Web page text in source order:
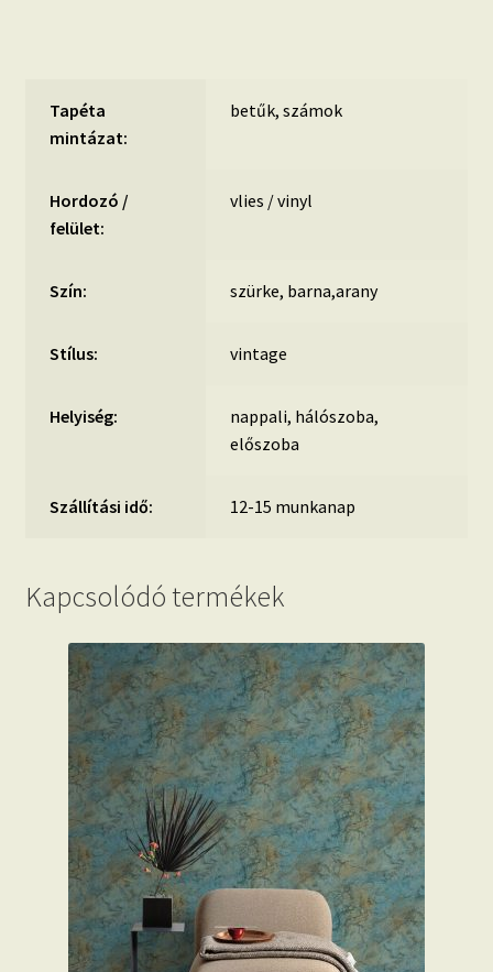
Tapéta
mintázat:
betűk, számok
Hordozó /
felület:
vlies / vinyl
Szín: szürke, barna,arany
Stílus: vintage
Helyiség:
nappali, hálószoba,
előszoba
Szállítási idő: 12-15 munkanap
Kapcsolódó termékek